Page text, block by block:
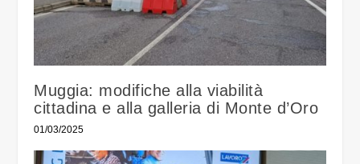
Muggia: modifiche alla viabilità
cittadina e alla galleria di Monte d’Oro
01/03/2025